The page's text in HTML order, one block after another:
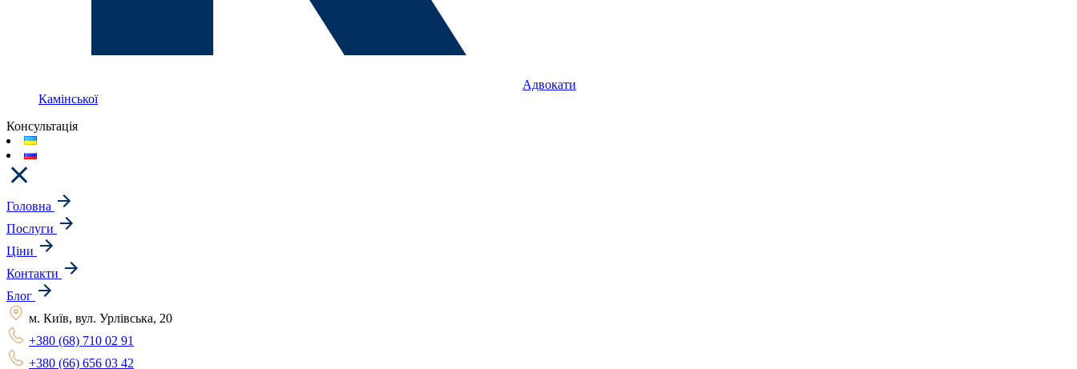
Адвокати
Камінської
Консультація
Головна
Послуги
Ціни
Контакти
Блог
м. Київ, вул. Урлівська, 20
+380 (68) 710 02 91
+380 (66) 656 03 42